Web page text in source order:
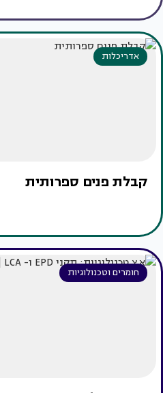
אדריכלות
קבלת פנים ספרותית
חומרים וטכנולוגיות